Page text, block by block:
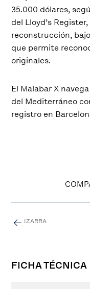
35.000 dólares,
del Lloyd’s
reconstrucción,
que permite
originales.
El Malabar X
del Mediterráneo
registro en
IZARRA
FICHA TÉCNICA